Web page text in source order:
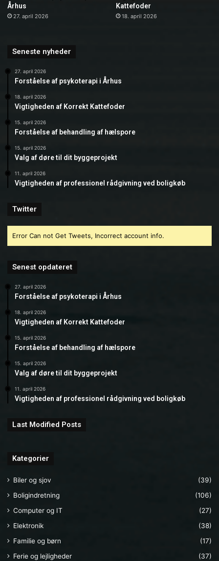
Århus
27. april 2026
Kattefoder
18. april 2026
Seneste nyheder
27. april 2026
Forståelse af psykoterapi i Århus
18. april 2026
Vigtigheden af Korrekt Kattefoder
15. april 2026
Forståelse af behandling af hælspore
15. april 2026
Valg af døre til dit byggeprojekt
11. april 2026
Vigtigheden af professionel rådgivning ved boligkøb
Twitter
Error Can not Get Tweets, Incorrect account info.
Senest opdateret
27. april 2026
Forståelse af psykoterapi i Århus
18. april 2026
Vigtigheden af Korrekt Kattefoder
15. april 2026
Forståelse af behandling af hælspore
15. april 2026
Valg af døre til dit byggeprojekt
11. april 2026
Vigtigheden af professionel rådgivning ved boligkøb
Last Modified Posts
Kategorier
Biler og sjov
(39)
Boligindretning
(106)
Computer og IT
(27)
Elektronik
(38)
Familie og børn
(17)
Ferie og lejligheder
(37)